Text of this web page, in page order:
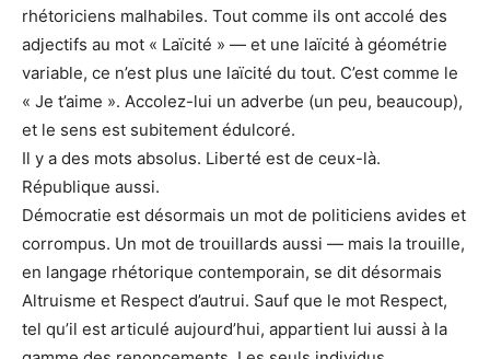
rhétoriciens malhabiles. Tout comme ils ont accolé des
adjectifs au mot « Laïcité » — et une laïcité à géométrie
variable, ce n’est plus une laïcité du tout. C’est comme le
« Je t’aime ». Accolez-lui un adverbe (un peu, beaucoup),
et le sens est subitement édulcoré.
Il y a des mots absolus. Liberté est de ceux-là.
République aussi.
Démocratie est désormais un mot de politiciens avides et
corrompus. Un mot de trouillards aussi — mais la trouille,
en langage rhétorique contemporain, se dit désormais
Altruisme et Respect d’autrui. Sauf que le mot Respect,
tel qu’il est articulé aujourd’hui, appartient lui aussi à la